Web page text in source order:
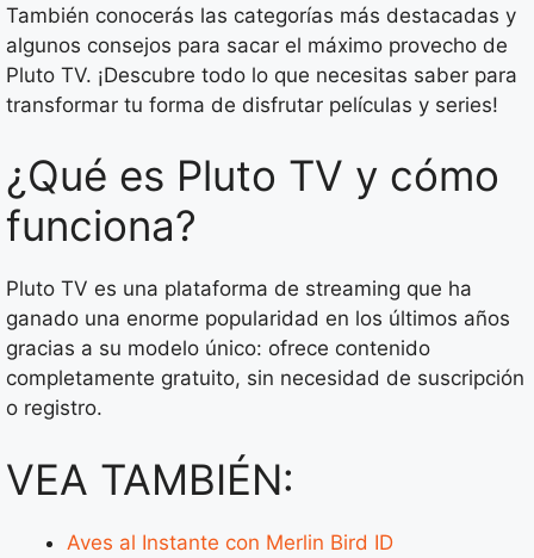
También conocerás las categorías más destacadas y
algunos consejos para sacar el máximo provecho de
Pluto TV. ¡Descubre todo lo que necesitas saber para
transformar tu forma de disfrutar películas y series!
¿Qué es Pluto TV y cómo
funciona?
Pluto TV es una plataforma de streaming que ha
ganado una enorme popularidad en los últimos años
gracias a su modelo único: ofrece contenido
completamente gratuito, sin necesidad de suscripción
o registro.
VEA TAMBIÉN:
Aves al Instante con Merlin Bird ID